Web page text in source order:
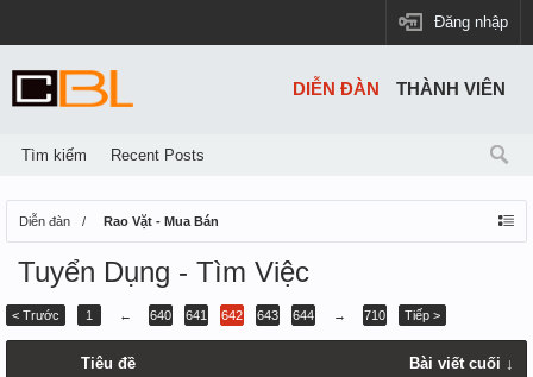
Đăng nhập
Diễn đàn Rao Vặt - Mua Bán
Tuyển Dụng - Tìm Việc
< Trước 1 ← 640 641 642 643 644 → 710 Tiếp >
Tiêu đề Bài viết cuối ↓
DIỄN ĐÀN
Tìm kiếm Recent Posts
THÀNH VIÊN